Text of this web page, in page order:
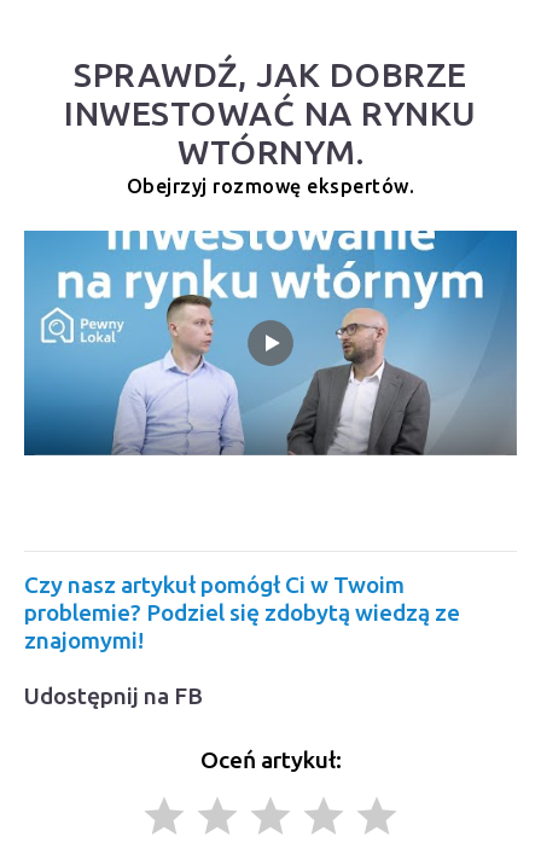
SPRAWDŹ, JAK DOBRZE
INWESTOWAĆ NA RYNKU
WTÓRNYM.
Obejrzyj rozmowę ekspertów.
Czy nasz artykuł pomógł Ci w Twoim
problemie? Podziel się zdobytą wiedzą ze
znajomymi!
Udostępnij na FB
Oceń artykuł:
grade grade grade grade grade